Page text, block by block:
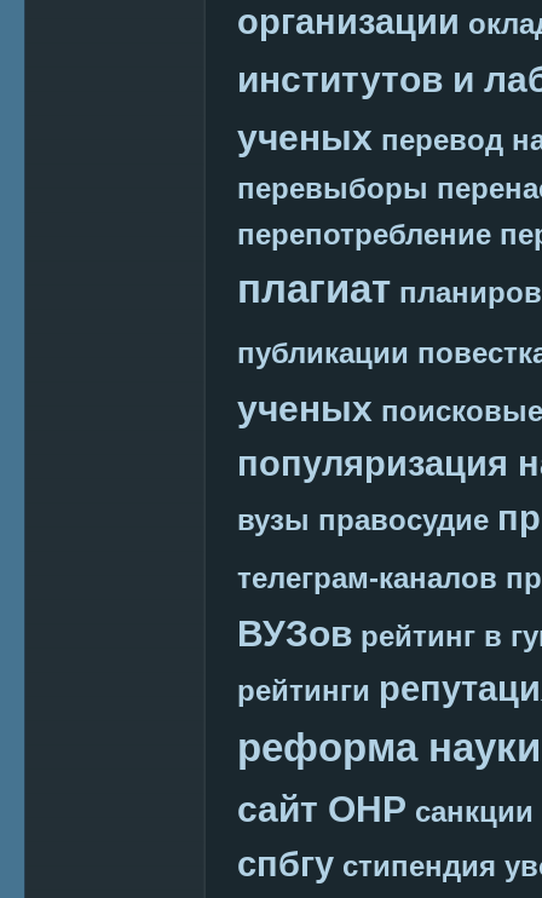
организации
институтов и
ученых перевод
перевыборы
перепотребление
плагиат
публикации
ученых
популяризация
вузы правосудие
телеграм-каналов
ВУЗов рейтинг в
рейтинги
реформа науки
сайт ОНР санкции
спбгу стипендия